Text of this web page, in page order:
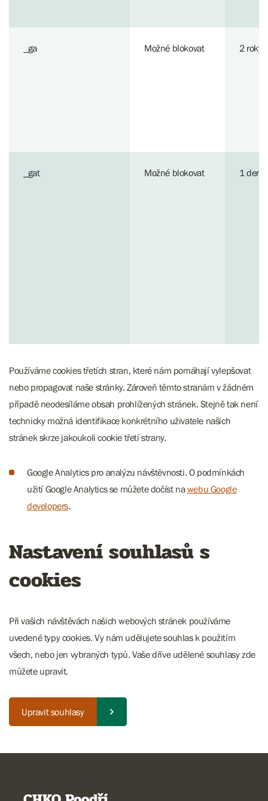
_ga Možné blokovat 2 roky
_gat Možné blokovat 1 den
Používáme cookies třetích stran, které nám pomáhají vylepšovat
nebo propagovat naše stránky. Zároveň těmto stranám v žádném
případě neodesíláme obsah prohlížených stránek. Stejně tak není
technicky možná identifikace konkrétního uživatele našich
stránek skrze jakoukoli cookie třetí strany.
Google Analytics pro analýzu návštěvnosti. O podmínkách
užití Google Analytics se můžete dočíst nawebu Google
developers.
Nastavení souhlasů s
cookies
Při vašich návštěvách našich webových stránek používáme
uvedené typy cookies. Vy nám udělujete souhlas k použitím
všech, nebo jen vybraných typů. Vaše dříve udělené souhlasy zde
můžete upravit.
Upravit souhlasy